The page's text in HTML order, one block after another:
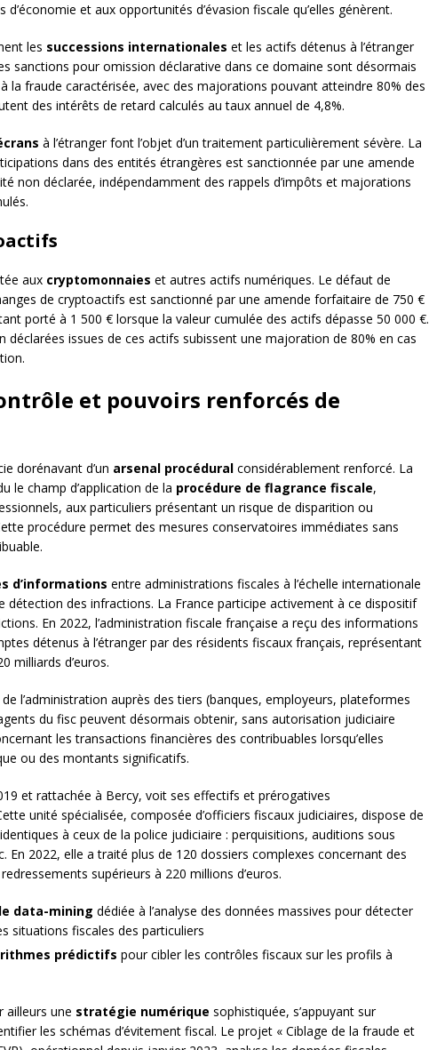
d’économie et aux opportunités d’évasion fiscale qu’elles génèrent.
les successions internationales et les actifs détenus à l’étranger
sanctions pour omission déclarative dans ce domaine sont désormais
la fraude caractérisée, avec des majorations pouvant atteindre 80% des
des intérêts de retard calculés au taux annuel de 4,8%.
à l’étranger font l’objet d’un traitement particulièrement sévère. La
dans des entités étrangères est sanctionnée par une amende
non déclarée, indépendamment des rappels d’impôts et majorations
aux cryptomonnaies et autres actifs numériques. Le défaut de
de cryptoactifs est sanctionné par une amende forfaitaire de 750 €
porté à 1 500 € lorsque la valeur cumulée des actifs dépasse 50 000 €.
déclarées issues de ces actifs subissent une majoration de 80% en cas
et pouvoirs renforcés de
dorénavant d’un arsenal procédural considérablement renforcé. La
le champ d’application de la procédure de flagrance fiscale,
aux particuliers présentant un risque de disparition ou
procédure permet des mesures conservatoires immédiates sans
d’informations entre administrations fiscales à l’échelle internationale
détection des infractions. La France participe activement à ce dispositif
En 2022, l’administration fiscale française a reçu des informations
détenus à l’étranger par des résidents fiscaux français, représentant
milliards d’euros.
de l’administration auprès des tiers (banques, employeurs, plateformes
du fisc peuvent désormais obtenir, sans autorisation judiciaire
les transactions financières des contribuables lorsqu’elles
ou des montants significatifs.
et rattachée à Bercy, voit ses effectifs et prérogatives
unité spécialisée, composée d’officiers fiscaux judiciaires, dispose de
à ceux de la police judiciaire : perquisitions, auditions sous
En 2022, elle a traité plus de 120 dossiers complexes concernant des
supérieurs à 220 millions d’euros.
data-mining dédiée à l’analyse des données massives pour détecter
situations fiscales des particuliers
prédictifs pour cibler les contrôles fiscaux sur les profils à
ailleurs une stratégie numérique sophistiquée, s’appuyant sur
les schémas d’évitement fiscal. Le projet « Ciblage de la fraude et